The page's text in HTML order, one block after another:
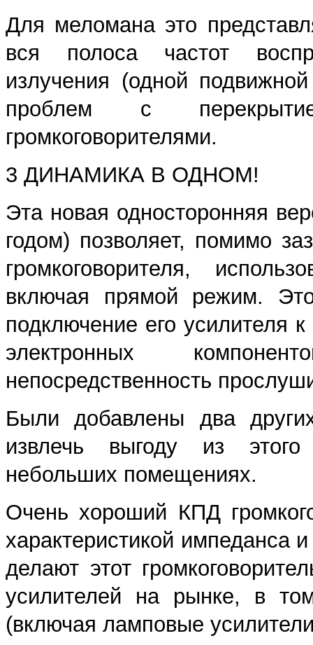
Для меломана это
вся полоса частот
излучения (одной
проблем с
громкоговорителями.
3 ДИНАМИКА В ОДНОМ!
Эта новая односторонняя
годом) позволяет, помимо
громкоговорителя,
включая прямой режим.
подключение его усилителя
электронных
непосредственность
Были добавлены два
извлечь выгоду из
небольших помещениях.
Очень хороший КПД
характеристикой импеданса
делают этот
усилителей на рынке, в
(включая ламповые